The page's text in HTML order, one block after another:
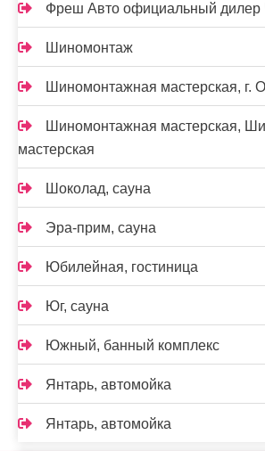
Фреш Авто официальный дилер
Шиномонтаж
Шиномонтажная мастерская, г.
Шиномонтажная мастерская,
мастерская
Шоколад, сауна
Эра-прим, сауна
Юбилейная, гостиница
Юг, сауна
Южный, банный комплекс
Янтарь, автомойка
Янтарь, автомойка